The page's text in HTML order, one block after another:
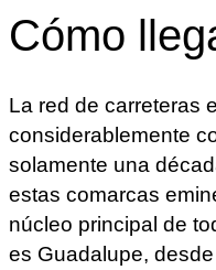
Cómo
La red de carreteras
considerablemente
solamente una
estas comarcas
núcleo principal de
es Guadalupe,